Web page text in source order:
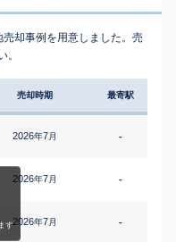
却事例を用意しました。売
。
売却時期 最寄駅
2026年7月 -
2026年7月 -
2026年7月 -